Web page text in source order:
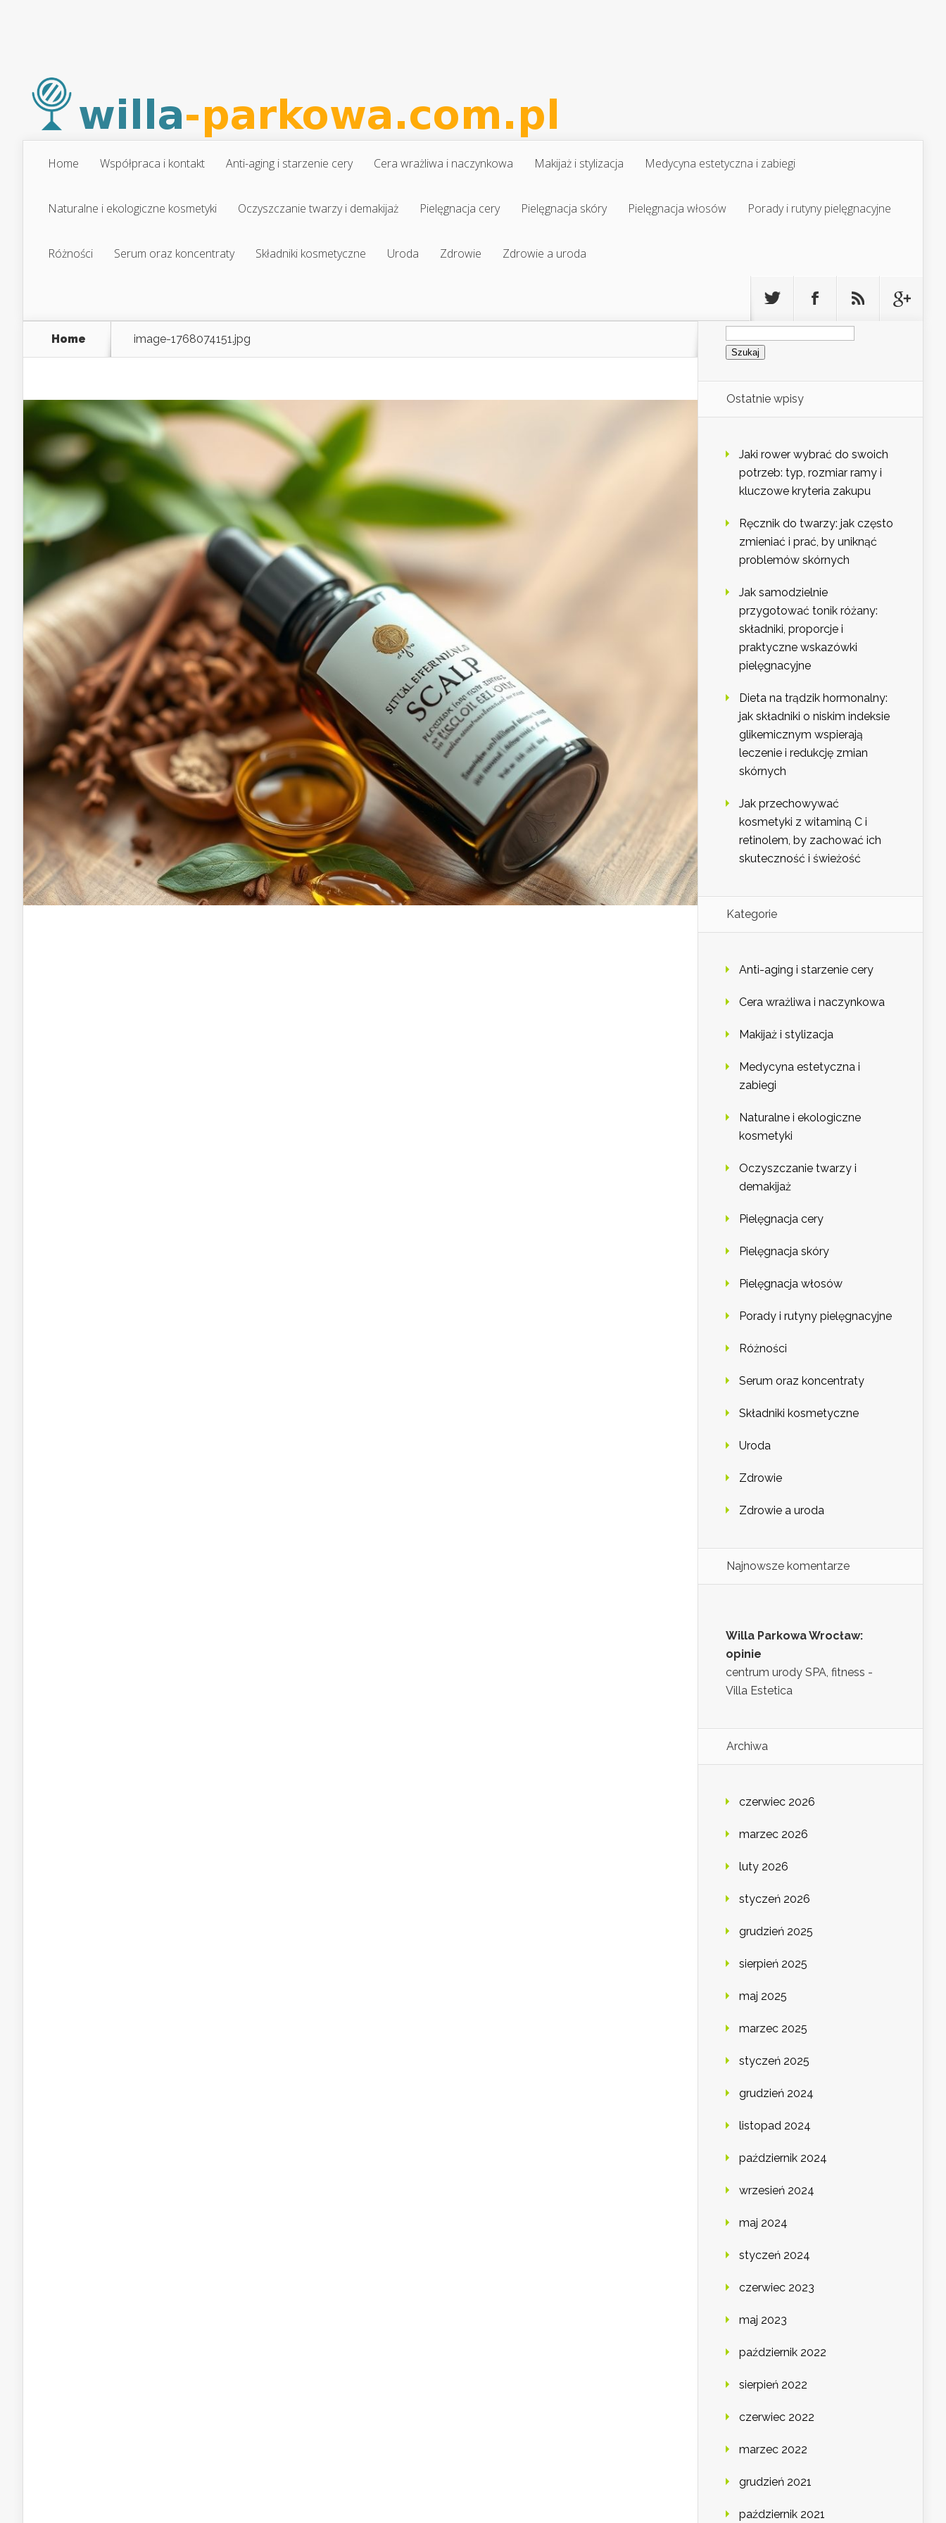
Home Współpraca i kontakt Anti-aging i starzenie cery Cera wrażliwa i naczynkowa Makijaż i stylizacja Medycyna estetyczna i zabiegi
Naturalne i ekologiczne kosmetyki Oczyszczanie twarzy i demakijaż Pielęgnacja cery Pielęgnacja skóry Pielęgnacja włosów Porady i rutyny pielęgnacyjne
Różności Serum oraz koncentraty Składniki kosmetyczne Uroda Zdrowie Zdrowie a uroda
Home image-1768074151.jpg
Szukaj:
Ostatnie wpisy
Jaki rower wybrać do swoich
potrzeb: typ, rozmiar ramy i
kluczowe kryteria zakupu
Ręcznik do twarzy: jak często
zmieniać i prać, by uniknąć
problemów skórnych
Jak samodzielnie
przygotować tonik różany:
składniki, proporcje i
praktyczne wskazówki
pielęgnacyjne
Dieta na trądzik hormonalny:
jak składniki o niskim indeksie
glikemicznym wspierają
leczenie i redukcję zmian
skórnych
Jak przechowywać
kosmetyki z witaminą C i
retinolem, by zachować ich
skuteczność i świeżość
Kategorie
Anti-aging i starzenie cery
Cera wrażliwa i naczynkowa
Makijaż i stylizacja
Medycyna estetyczna i
zabiegi
Naturalne i ekologiczne
kosmetyki
Oczyszczanie twarzy i
demakijaż
Pielęgnacja cery
Pielęgnacja skóry
Pielęgnacja włosów
Porady i rutyny pielęgnacyjne
Różności
Serum oraz koncentraty
Składniki kosmetyczne
Uroda
Zdrowie
Zdrowie a uroda
Najnowsze komentarze
Willa Parkowa Wrocław:
opinie
centrum urody SPA, fitness -
Villa Estetica
Archiwa
czerwiec 2026
marzec 2026
luty 2026
styczeń 2026
grudzień 2025
sierpień 2025
maj 2025
marzec 2025
styczeń 2025
grudzień 2024
listopad 2024
październik 2024
wrzesień 2024
maj 2024
styczeń 2024
czerwiec 2023
maj 2023
październik 2022
sierpień 2022
czerwiec 2022
marzec 2022
grudzień 2021
październik 2021